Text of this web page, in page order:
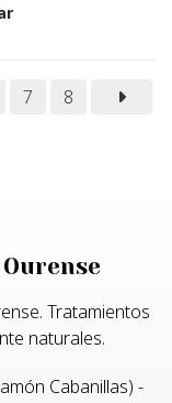
7 8
Tratamientos
naturales.
Cabanillas) -